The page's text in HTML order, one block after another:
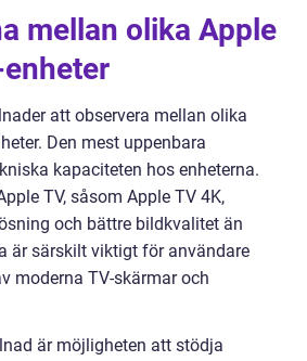
mellan olika Apple
att observera mellan olika
Den mest uppenbara
kapaciteten hos enheterna.
TV, såsom Apple TV 4K,
och bättre bildkvalitet än
är särskilt viktigt för användare
moderna TV-skärmar och
är möjligheten att stödja